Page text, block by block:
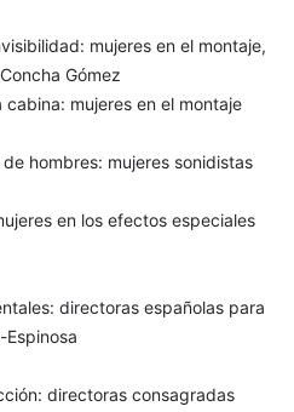
mujeres en el montaje,
Gómez
mujeres en el montaje
hombres: mujeres sonidistas
en los efectos especiales
directoras españolas para
Espinosa
directoras consagradas